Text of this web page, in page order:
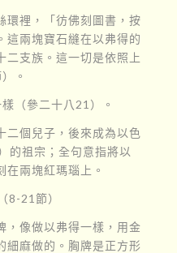
環裡，「彷佛刻圖書，按
這兩塊寶石縫在以弗得的
二支族。這一切是依照上
。
（參二十八21）。
二個兒子，後來成為以色
的祖宗；全句意指將以
兩塊紅瑪瑙上。
8-21節）
，像做以弗得一樣，用金
細麻做的。胸牌是正方形